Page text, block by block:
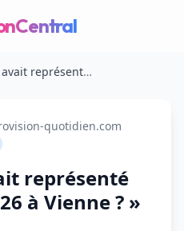
« Et si Laud avait représenté l’Ukraine en 2026 à Vienne ? »
quotidien.com
représenté
à Vienne ? »